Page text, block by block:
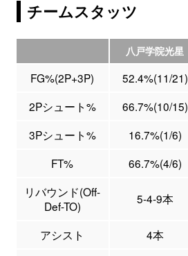
チームスタッツ
八戸学院光星
FG%(2P+3P) 52.4%(11/21)
2Pシュート%
66.7%(10/15)
3Pシュート%
16.7%(1/6)
FT%
66.7%(4/6)
リバウンド(Off-
Def-TO)
5-4-9本
アシスト
4本